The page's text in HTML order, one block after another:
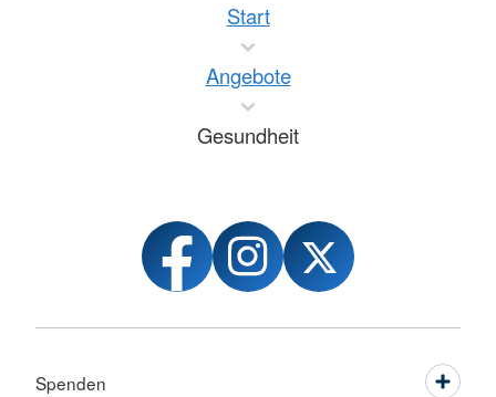
Start
Angebote
Gesundheit
Spenden